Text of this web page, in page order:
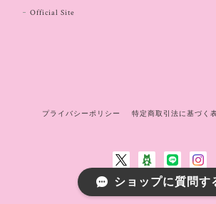
Official Site
プライバシーポリシー 特定商取引法に基づく
©accessory yuragi
ショップに質問す